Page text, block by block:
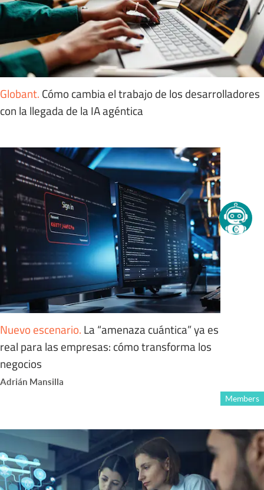
Globant. Cómo cambia el trabajo de los desarrolladores
con la llegada de la IA agéntica
Nuevo escenario. La “amenaza cuántica” ya es
real para las empresas: cómo transforma los
negocios
Adrián Mansilla
Members